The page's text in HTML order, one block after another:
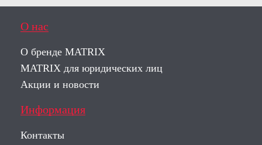
О нас
О бренде MATRIX
MATRIX для юридических лиц
Акции и новости
Информация
Контакты